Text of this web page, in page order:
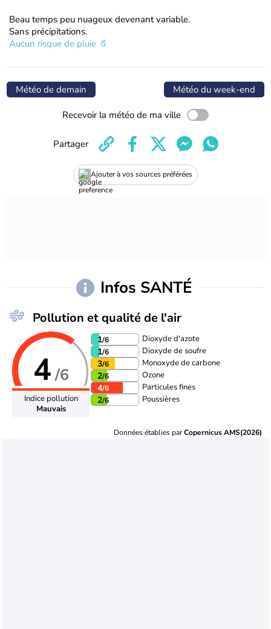
Beau temps peu nuageux devenant variable.
Sans précipitations.
Aucun risque de pluie
Météo de demain Météo du week-end
Recevoir la météo de ma ville
Ajouter à vos sources préférées
Partager
Infos SANTÉ
Pollution et qualité de l'air
4/6
Indice pollution
Mauvais
1/6 Dioxyde d'azote
1/6 Dioxyde de soufre
3/6 Monoxyde de carbone
2/6 Ozone
4/6 Particules fines
2/6 Poussières
Données établies parCopernicus AMS(2026)